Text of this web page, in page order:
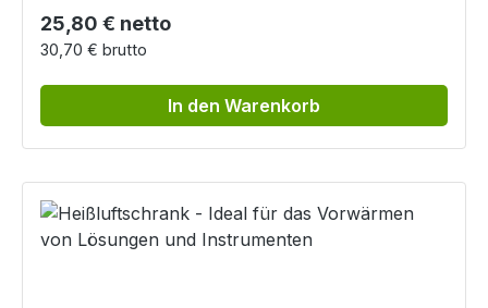
Regulärer Preis:
25,80 € netto
30,70 € brutto
In den Warenkorb